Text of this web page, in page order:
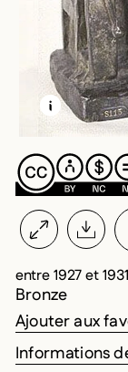
EN
OUVRIR
entre 1927 et 1931
Bronze
Ajouter aux
Informations